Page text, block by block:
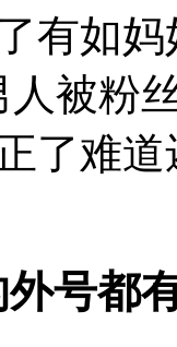
有如
被粉
了难
号都